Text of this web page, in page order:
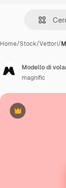
Home/Stock/Vettori/
Premium
Modello di
magnific